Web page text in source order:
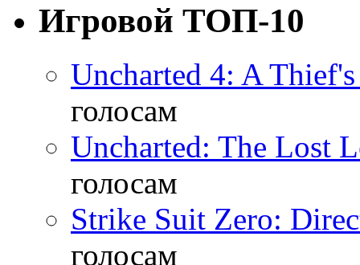
Игровой ТОП-10
Uncharted 4: A
голосам
Uncharted: The Lost
голосам
Strike Suit Zero:
голосам